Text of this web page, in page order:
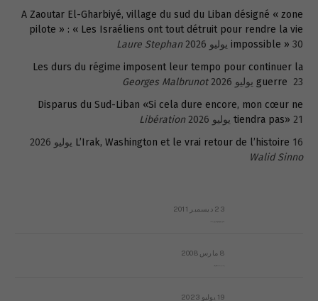
A Zaoutar El-Gharbiyé, village du sud du Liban désigné « zone
pilote » : « Les Israéliens ont tout détruit pour rendre la vie
impossible » 30 يوليو 2026
Laure Stephan
Les durs du régime imposent leur tempo pour continuer la
guerre 23 يوليو 2026
Georges Malbrunot
Disparus du Sud-Liban «Si cela dure encore, mon cœur ne
tiendra pas» 21 يوليو 2026
Libération
L’Irak, Washington et le vrai retour de l’histoire 16 يوليو 2026
Walid Sinno
23 ديسمبر 2011
8 مارس 2008
19 يوليو 2023